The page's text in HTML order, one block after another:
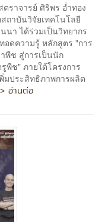
ราจารย์ ศิริพร อ่ำทอง
ถาบันวิจัยเทคโนโลยี
นา ได้ร่วมเป็นวิทยากร
อดความรู้ หลักสูตร "การ
พืช สู่การเป็นนัก
พืช" ภายใต้โครงการ
มประสิทธิภาพการผลิต
อ่านต่อ